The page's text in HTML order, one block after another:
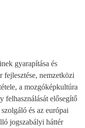
gyarapítása és
fejlesztése, nemzetközi
a mozgóképkultúra
felhasználását elősegítő
és az európai
jogszabályi háttér